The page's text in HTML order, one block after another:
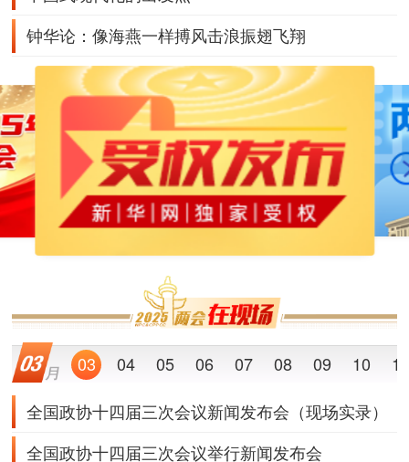
钟华论：像海燕一样搏风击浪振翅飞翔
03 04 05 06 07 08 09 10 11
全国政协十四届三次会议新闻发布会（现场实录）
全国政协十四届三次会议举行新闻发布会